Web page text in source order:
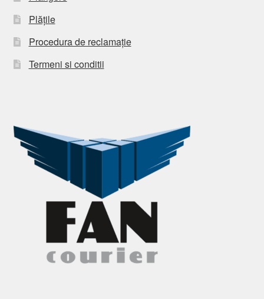
Plățile
Procedura de reclamație
Termeni si conditii